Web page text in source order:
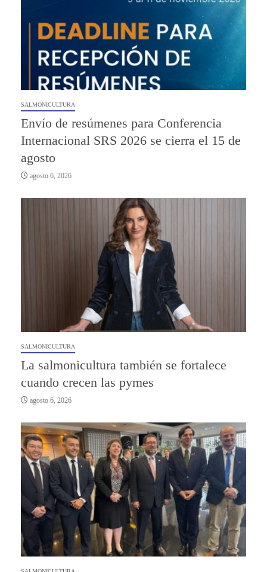
SALMONICULTURA
Envío de resúmenes para Conferencia
Internacional SRS 2026 se cierra el 15 de
agosto
agosto 6, 2026
SALMONICULTURA
La salmonicultura también se fortalece
cuando crecen las pymes
agosto 6, 2026